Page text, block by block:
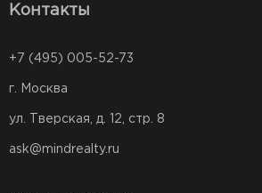
Контакты
+7 (495) 005-52-73
г. Москва
ул. Тверская, д. 12, стр. 8
ask@mindrealty.ru